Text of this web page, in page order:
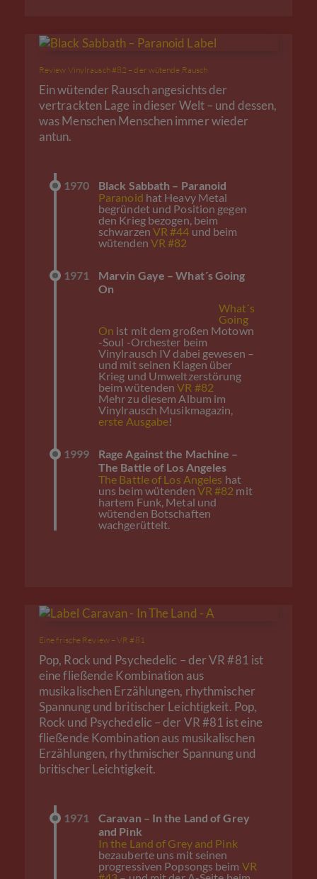
Review Vinylrausch #82 – der wütende Rausch
Ein wütender Rausch angesichts der
vertrackten Lage in dieser Welt – und dessen,
was Menschen Menschen immer wieder
antun.
1970
Black Sabbath – Paranoid
Paranoid hat Heavy Metal
begründet und Position gegen
den Krieg bezogen, beim
schwarzen VR #44 und beim
wütenden VR #82
1971
Marvin Gaye – What´s Going
On
What´s
Going
On ist mit dem großen Motown
-Soul -Orchester beim
Vinylrausch IV dabei gewesen –
und mit seinen Klagen über
Krieg und Umweltzerstörung
beim wütenden VR #82
Mehr zu diesem Album im
Vinylrausch Musikmagazin,
erste Ausgabe!
1999
Rage Against the Machine –
The Battle of Los Angeles
The Battle of Los Angeles hat
uns beim wütenden VR #82 mit
hartem Funk, Metal und
wütenden Botschaften
wachgerüttelt.
Eine frische Review – VR #81
Pop, Rock und Psychedelic – der VR #81 ist
eine fließende Kombination aus
musikalischen Erzählungen, rhythmischer
Spannung und britischer Leichtigkeit. Pop,
Rock und Psychedelic – der VR #81 ist eine
fließende Kombination aus musikalischen
Erzählungen, rhythmischer Spannung und
britischer Leichtigkeit.
1971
Caravan – In the Land of Grey
and Pink
In the Land of Grey and Pink
bezauberte uns mit seinen
progressiven Popsongs beim VR